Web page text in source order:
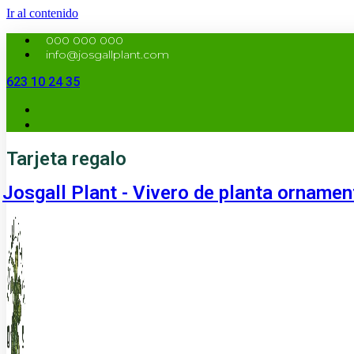
Ir al contenido
000 000 000
info@josgallplant.com
623 10 24 35
Tarjeta regalo
Josgall Plant - Vivero de planta